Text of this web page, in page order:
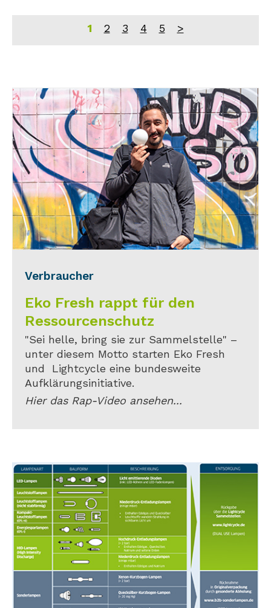
1 2 3 4 5 >
Verbraucher
Eko Fresh rappt für den
Ressourcenschutz
"Sei helle, bring sie zur Sammelstelle" –
unter diesem Motto starten Eko Fresh
und Lightcycle eine bundesweite
Aufklärungsinitiative.
Hier das Rap-Video ansehen...